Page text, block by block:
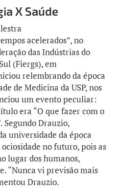
X Saúde
acelerados”, no
das Indústrias do
(Fiergs), em
relembrando da época
de Medicina da USP, nos
um evento peculiar:
era “O que fazer com o
Segundo Drauzio,
universidade da época
no futuro, pois as
lugar dos humanos,
“Nunca vi previsão mais
Drauzio.